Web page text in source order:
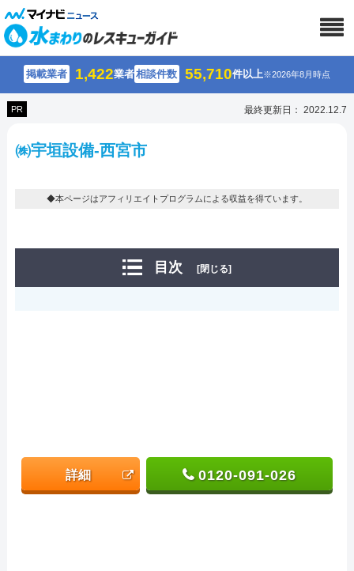
掲載業者 1,422業者相談件数 55,710件以上※2026年8月時点
PR 最終更新日： 2022.12.7
㈱宇垣設備-西宮市
◆本ページはアフィリエイトプログラムによる収益を得ています。
目次 [閉じる]
詳細 0120-091-026